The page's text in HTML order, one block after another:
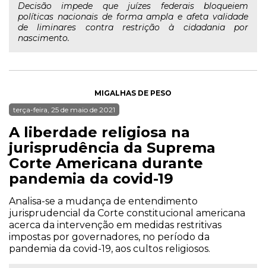
Decisão impede que juízes federais bloqueiem
políticas nacionais de forma ampla e afeta validade
de liminares contra restrição à cidadania por
nascimento.
MIGALHAS DE PESO
terça-feira, 25 de maio de 2021
A liberdade religiosa na
jurisprudência da Suprema
Corte Americana durante
pandemia da covid-19
Analisa-se a mudança de entendimento
jurisprudencial da Corte constitucional americana
acerca da intervenção em medidas restritivas
impostas por governadores, no período da
pandemia da covid-19, aos cultos religiosos.